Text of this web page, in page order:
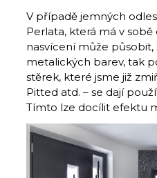
V případě jemných
Perlata, která má v
nasvícení může působit,
metalických barev, tak
stěrek, které jsme již
Pitted atd. – se dají
Tímto lze docílit efektu